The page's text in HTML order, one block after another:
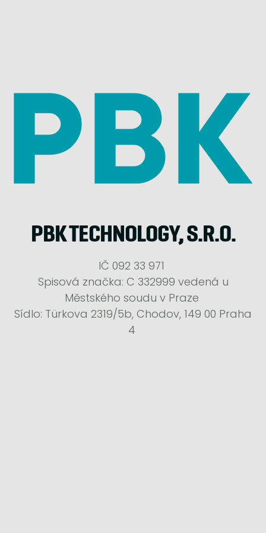
PBK TECHNOLOGY, S.R.O.
IČ 092 33 971
Spisová značka: C 332999 vedená u
Městského soudu v Praze
Sídlo: Türkova 2319/5b, Chodov, 149 00 Praha
4